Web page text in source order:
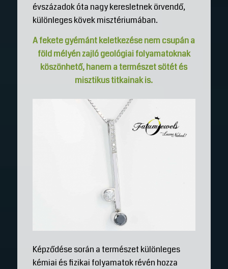
évszázadok óta nagy keresletnek örvendő,
különleges kövek misztériumában.
A fekete gyémánt keletkezése nem csupán a
föld mélyén zajló geológiai folyamatoknak
köszönhető, hanem a természet sötét és
misztikus titkainak is.
Képződése során a természet különleges
kémiai és fizikai folyamatok révén hozza